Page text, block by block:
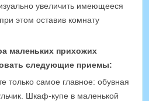
увеличить имеющееся
этом оставив комнату
маленьких прихожих
следующие приемы:
только самое главное: обувная
Шкаф-купе в маленькой